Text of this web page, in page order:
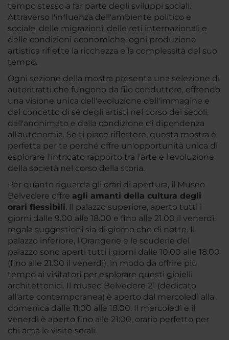
tempo stesso a far parte degli sviluppi sociali.
Attraverso l'influenza dell'ambiente politico e
sociale, delle migrazioni, delle reti internazionali e
delle condizioni economiche, ogni produzione
artistica riflette la ricchezza e la complessità del suo
tempo.
Ogni sezione della mostra presenta una selezione di
autoritratti che fungono da filo conduttore, offrendo
una visione unica dell'evoluzione dell'immagine e
del concetto di sé degli artisti nel corso dei secoli,
dall'anonimato e dalla condizione di dipendenza
all'autonomia. Se ti piace riflettere, questa mostra è
perfetta per te perché offre un'opportunità unica di
esplorare l'intricato rapporto tra l'arte e l'evoluzione
della società nel corso della storia.
Per quanto riguarda gli orari di apertura, il Museo
Belvedere offre agli amanti della cultura degli
orari flessibili. Il palazzo superiore, aperto tutti i
giorni dalle 9.00 alle 18.00 e fino alle 21.00 il venerdì,
regala suggestioni sia di giorno che di notte. Il
palazzo inferiore, l'Orangerie e le scuderie del
palazzo sono aperti tutti i giorni dalle 10.00 alle 18.00
(fino alle 21.00 il venerdì), in modo da offrire più
tempo ai visitatori per esplorare questi gioielli
architettonici. Il museo Belvedere 21 (dedicato
all'arte contemporanea) è aperto dal mercoledì alla
domenica dalle 11.00 alle 18.00. Il mercoledì e il
venerdì è aperto fino alle 21:00, orario perfetto per
chi ama le visite serali.